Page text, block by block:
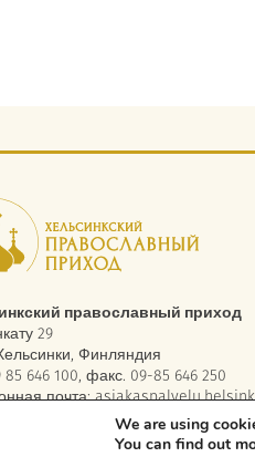
православный приход
29
Финляндия
646 100, факс. 09-85 646 250
почта:
We are using
You can find out